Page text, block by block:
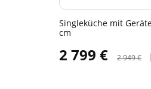
Singleküche mit
cm
2 799 € 2 949 €